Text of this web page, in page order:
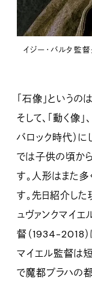
イジー・バルタ監
「石像」という
そして、「動く像
バロック時代）に
では子供の頃か
す。人形はまた
す。先日紹介した
ュヴァンクマイエ
督（1934-2018）
マイエル監督は短
で魔都プラハの